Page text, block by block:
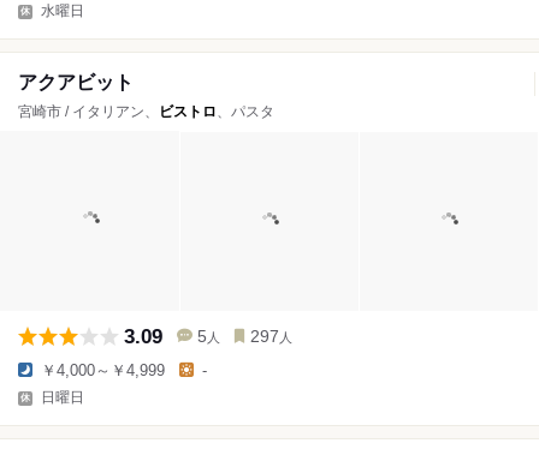
水曜日
アクアビット
宮崎市 / イタリアン、 ビストロ、パスタ
3.09 5 人 297 人
￥4,000～￥4,999 -
日曜日